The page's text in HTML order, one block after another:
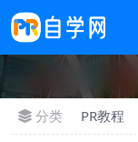
分类 PR教程